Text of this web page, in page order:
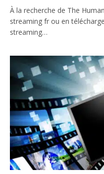
À la recherche de The
streaming fr ou en
streaming…